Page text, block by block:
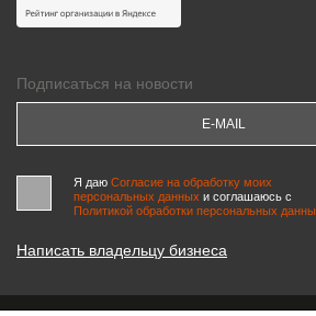
Подписаться на новости
Я даю Согласие на обработку моих
персональных данных и соглашаюсь c
Политикой обработки персональных
Написать владельцу бизнеса